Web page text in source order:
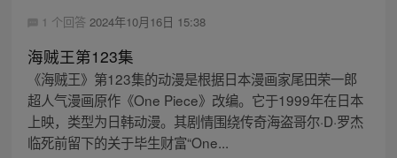
1 个回答 2024年10月16日 15:38
海贼王第123集
《海贼王》第123集的动漫是根据日本漫画家尾田荣一郎
超人气漫画原作《One Piece》改编。它于1999年在日本
上映，类型为日韩动漫。其剧情围绕传奇海盗哥尔·D·罗杰
临死前留下的关于毕生财富“One...